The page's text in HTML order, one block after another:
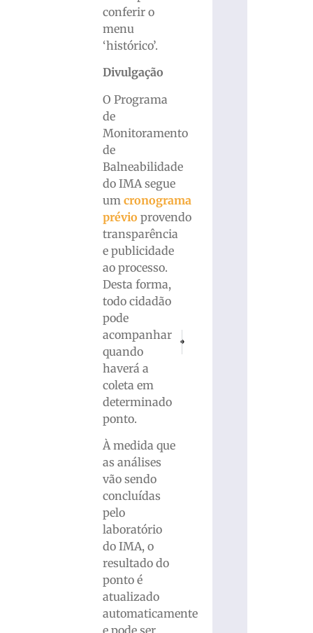
conferir o
menu
‘histórico’.
Divulgação
O Programa
de
Monitoramento
de
Balneabilidade
do IMA segue
umcronograma
prévio provendo
transparência
e publicidade
ao processo.
Desta forma,
todo cidadão
pode
acompanhar
quando
haverá a
coleta em
determinado
ponto.
À medida que
as análises
vão sendo
concluídas
pelo
laboratório
do IMA, o
resultado do
ponto é
atualizado
automaticamente
PRÓXIMO